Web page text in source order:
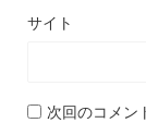
サイト
次回のコメン